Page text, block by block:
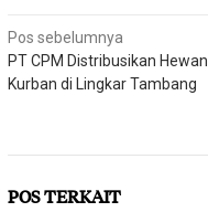
Navigasi
pos
Pos sebelumnya
PT CPM Distribusikan Hewan
Kurban di Lingkar Tambang
POS TERKAIT